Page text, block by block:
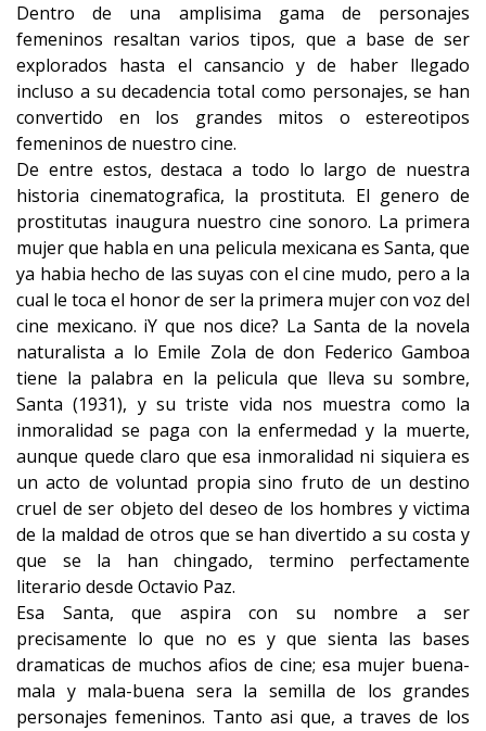
Dentro de una amplisima gama de personajes
femeninos resaltan varios tipos, que a base de ser
explorados hasta el cansancio y de haber llegado
incluso a su decadencia total como personajes, se han
convertido en los grandes mitos o estereotipos
femeninos de nuestro cine.
De entre estos, destaca a todo lo largo de nuestra
historia cinematografica, la prostituta. El genero de
prostitutas inaugura nuestro cine sonoro. La primera
mujer que habla en una pelicula mexicana es Santa, que
ya habia hecho de las suyas con el cine mudo, pero a la
cual le toca el honor de ser la primera mujer con voz del
cine mexicano. iY que nos dice? La Santa de la novela
naturalista a lo Emile Zola de don Federico Gamboa
tiene la palabra en la pelicula que lleva su sombre,
Santa (1931), y su triste vida nos muestra como la
inmoralidad se paga con la enfermedad y la muerte,
aunque quede claro que esa inmoralidad ni siquiera es
un acto de voluntad propia sino fruto de un destino
cruel de ser objeto del deseo de los hombres y victima
de la maldad de otros que se han divertido a su costa y
que se la han chingado, termino perfectamente
literario desde Octavio Paz.
Esa Santa, que aspira con su nombre a ser
precisamente lo que no es y que sienta las bases
dramaticas de muchos afios de cine; esa mujer buena-
mala y mala-buena sera la semilla de los grandes
personajes femeninos. Tanto asi que, a traves de los